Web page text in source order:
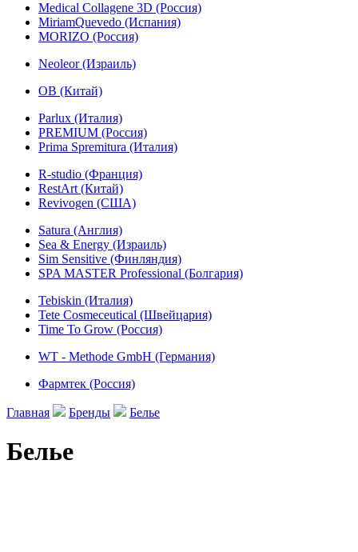
Medical Collagene 3D (Россия)
MiriamQuevedo (Испания)
MORIZO (Россия)
Neoleor (Израиль)
OB (Китай)
Parlux (Италия)
PREMIUM (Россия)
Prima Spremitura (Италия)
R-studio (Франция)
RestArt (Китай)
Revivogen (США)
Satura (Англия)
Sea & Energy (Израиль)
Sim Sensitive (Финляндия)
SPA MASTER Professional (Болгария)
Tebiskin (Италия)
Tete Cosmeceutical (Швейцария)
Time To Grow (Россия)
WT - Methode GmbH (Германия)
Фармтек (Россия)
Главная Бренды Белье
Белье